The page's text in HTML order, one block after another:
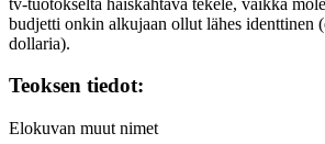
budjetti onkin alkujaan ollut lähes identtinen
dollaria).
Teoksen tiedot:
Elokuvan muut nimet